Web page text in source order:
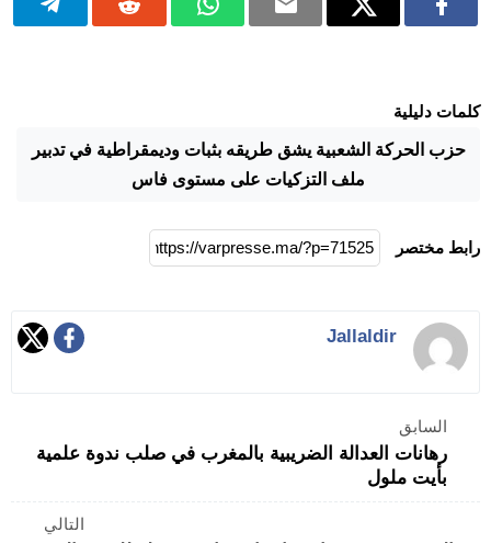
كلمات دليلية
حزب الحركة الشعبية يشق طريقه بثبات وديمقراطية في تدبير
ملف التزكيات على مستوى فاس
رابط مختصر
Jallaldir
السابق
رهانات العدالة الضريبية بالمغرب في صلب ندوة علمية
بأيت ملول
التالي